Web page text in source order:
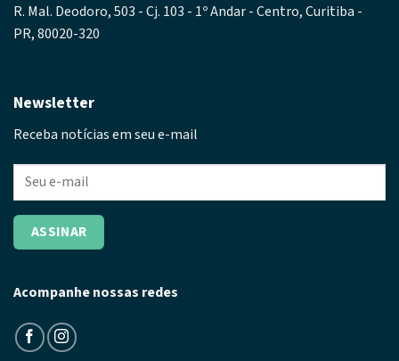
R. Mal. Deodoro, 503 - Cj. 103 - 1º Andar - Centro, Curitiba -
PR, 80020-320
Newsletter
Receba notícias em seu e-mail
Acompanhe nossas redes